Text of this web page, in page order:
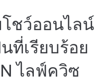
ชว์ออนไลน์
ที่เรียบร้อย
ไลฟ์ควิซ